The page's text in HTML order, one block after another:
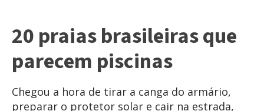
20 praias brasileiras que
parecem piscinas
Chegou a hora de tirar a canga do armário,
preparar o protetor solar e cair na estrada,